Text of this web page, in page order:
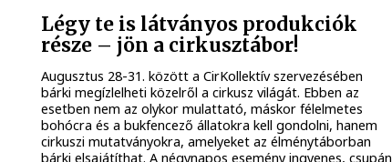
Légy te is látványos produkciók
része – jön a cirkusztábor!
Augusztus 28-31. között a CirKollektív szervezésében
bárki megízlelheti közelről a cirkusz világát. Ebben az
esetben nem az olykor mulattató, máskor félelmetes
bohócra és a bukfencező állatokra kell gondolni, hanem
cirkuszi mutatványokra, amelyeket az élménytáborban
bárki elsajátíthat. A négynapos esemény ingyenes, csupán